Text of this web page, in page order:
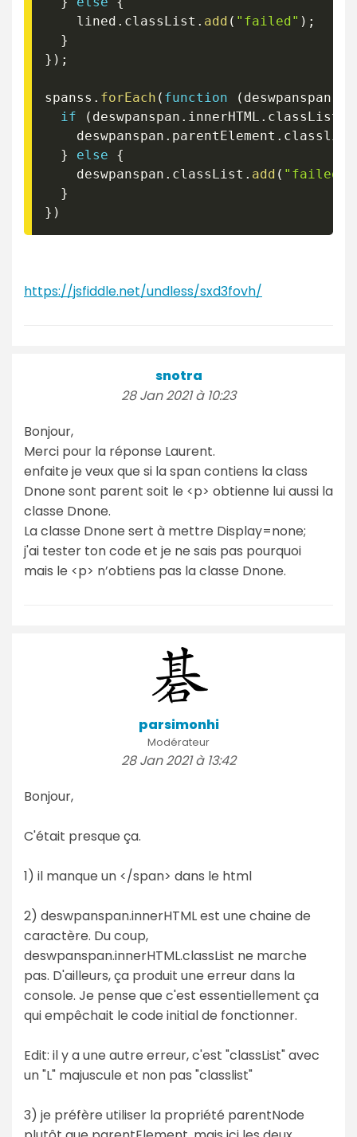
   	lined
. classList . add ( "failed" ) ;
}
} ) ;
spanss . forEach ( function ( deswpanspan
if
( deswpanspan . innerHTML . classList
    deswpanspan
. parentElement . classlist
}
else
{
    deswpanspan
. classList . add ( "failed"
}
} )
https://jsfiddle.net/undless/sxd3fovh/
snotra
28 Jan 2021 à 10:23
Bonjour,
Merci pour la réponse Laurent.
enfaite je veux que si la span contiens la class
Dnone sont parent soit le <p> obtienne lui aussi la
classe Dnone.
La classe Dnone sert à mettre Display=none;
j'ai tester ton code et je ne sais pas pourquoi
mais le <p> n’obtiens pas la classe Dnone.
parsimonhi
Modérateur
28 Jan 2021 à 13:42
Bonjour,
C'était presque ça.
1) il manque un </span> dans le html
2) deswpanspan.innerHTML est une chaine de
caractère. Du coup,
deswpanspan.innerHTML.classList ne marche
pas. D'ailleurs, ça produit une erreur dans la
console. Je pense que c'est essentiellement ça
qui empêchait le code initial de fonctionner.
Edit: il y a une autre erreur, c'est "classList" avec
un "L" majuscule et non pas "classlist"
3) je préfère utiliser la propriété parentNode